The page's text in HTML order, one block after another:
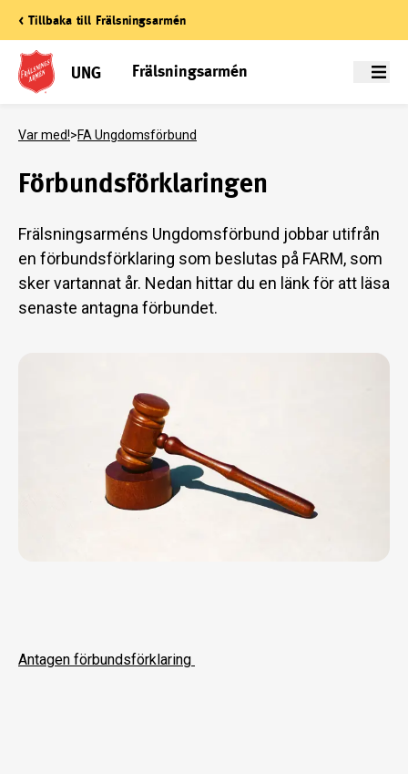
< Tillbaka till Frälsningsarmén
UNG Frälsningsarmén Meny
Var med!>FA Ungdomsförbund
Förbundsförklaringen
Frälsningsarméns Ungdomsförbund jobbar utifrån
en förbundsförklaring som beslutas på FARM, som
sker vartannat år. Nedan hittar du en länk för att läsa
senaste antagna förbundet.
Antagen förbundsförklaring